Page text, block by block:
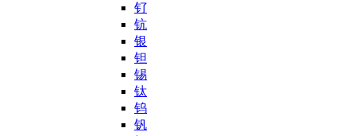
钌
钪
银
钽
锡
钛
钨
钒